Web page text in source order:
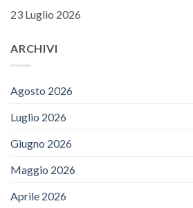
23 Luglio 2026
ARCHIVI
Agosto 2026
Luglio 2026
Giugno 2026
Maggio 2026
Aprile 2026